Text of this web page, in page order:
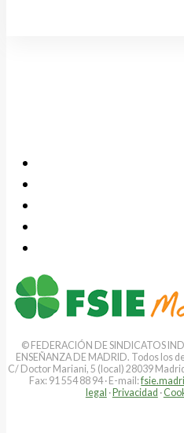
© FEDERACIÓN DE SINDICATOS
ENSEÑANZA DE MADRID. Todos los
C/ Doctor Mariani, 5 (local) 28039
Fax: 91 554 88 94 · E-mail:
legal ·Privacidad ·